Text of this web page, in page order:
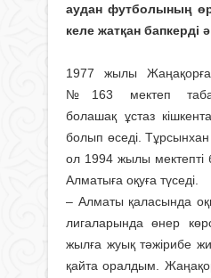
аудан футболының
келе жатқан бапкерді
1977 жылы
№163 мектеп
болашақ ұстаз
болып өседі. Тұрсынхан
ол 1994 жылы мектепті
Алматыға оқуға түседі.
– Алматы қаласында
лигаларында өнер
жылға жуық тәжірибе
қайта оралдым.